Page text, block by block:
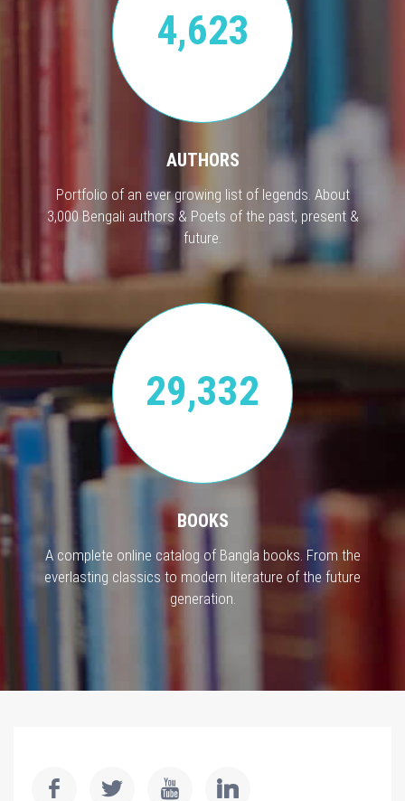
4,623
AUTHORS
Portfolio of an ever growing list of legends. About
3,000 Bengali authors & Poets of the past, present &
future.
29,332
BOOKS
A complete online catalog of Bangla books. From the
everlasting classics to modern literature of the future
generation.